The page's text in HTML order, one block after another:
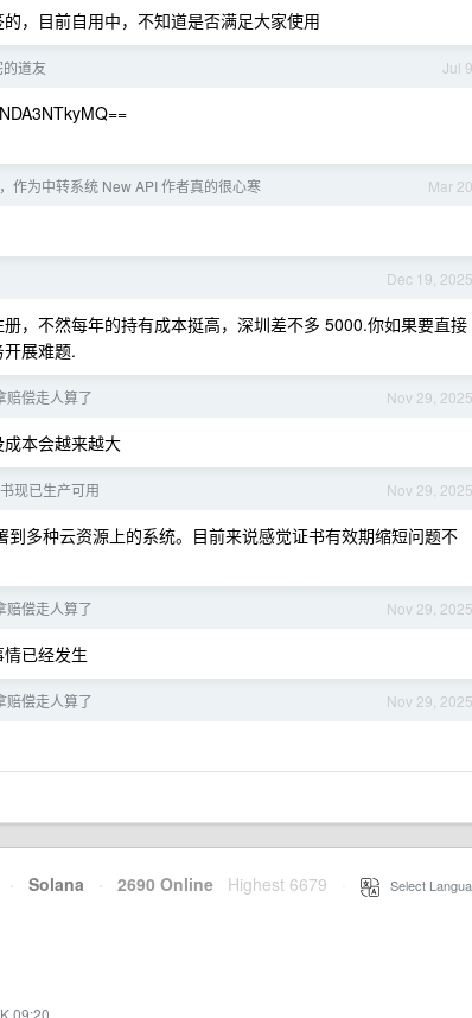
，目前自用中，不知道是否满足大家使用
Jul 9
道友
Mar 20
作为中转系统 New API 作者真的很心寒
Dec 19, 2025
，不然每年的持有成本挺高，深圳差不多 5000.你如果要直接
展难题.
Nov 29, 2025
赔偿走人算了
本会越来越大
Nov 29, 2025
现已生产可用
到多种云资源上的系统。目前来说感觉证书有效期缩短问题不
Nov 29, 2025
赔偿走人算了
已经发生
Nov 29, 2025
赔偿走人算了
· Solana · 2690 Online Highest 6679 Select
09:20